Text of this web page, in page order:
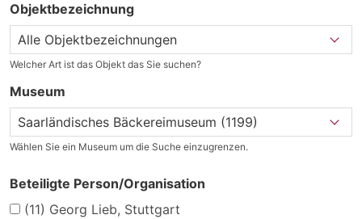
Objektbezeichnung
Welcher Art ist das Objekt das Sie suchen?
Museum
Wählen Sie ein Museum um die Suche einzugrenzen.
Beteiligte Person/Organisation
(11) Georg Lieb, Stuttgart